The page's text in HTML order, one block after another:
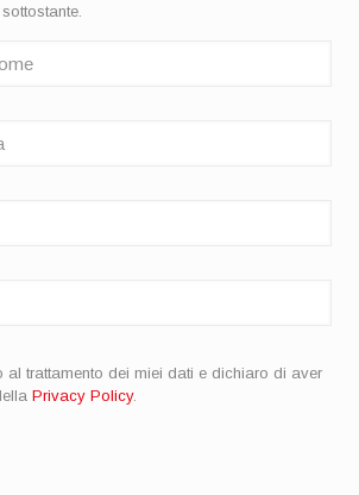
al trattamento dei miei dati e dichiaro di aver
Privacy Policy.